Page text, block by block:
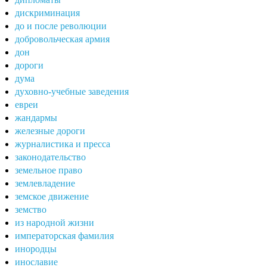
дискриминация
до и после революции
добровольческая армия
дон
дороги
дума
духовно-учебные заведения
евреи
жандармы
железные дороги
журналистика и пресса
законодательство
земельное право
землевладение
земское движение
земство
из народной жизни
императорская фамилия
инородцы
инославие